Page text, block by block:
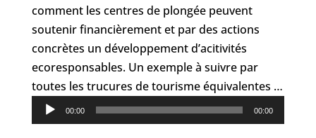
comment les centres de plongée peuvent
soutenir financièrement et par des actions
concrètes un développement d’acitivités
ecoresponsables. Un exemple à suivre par
toutes les trucures de tourisme équivalentes …
Lecteur
audio
00:00 00:00